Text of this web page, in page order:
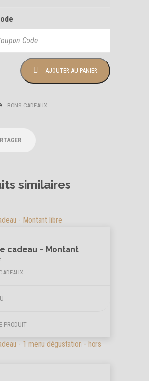
AJOUTER AU PANIER
BONS CADEAUX
similaires
cadeau – Montant
PRODUIT